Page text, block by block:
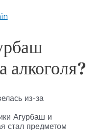
алкоголя?
Агурбаш и
стал предметом